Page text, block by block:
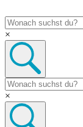
×
×